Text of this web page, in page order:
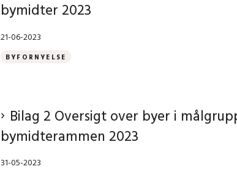
bymidter 2023
21-06-2023
BYFORNYELSE
Bilag 2 Oversigt over byer i
bymidterammen 2023
31-05-2023